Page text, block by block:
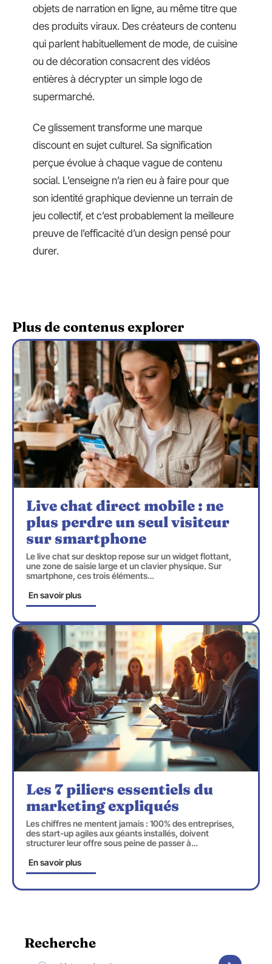
objets de narration en ligne, au même titre que
des produits viraux. Des créateurs de contenu
qui parlent habituellement de mode, de cuisine
ou de décoration consacrent des vidéos
entières à décrypter un simple logo de
supermarché.
Ce glissement transforme une marque
discount en sujet culturel. Sa signification
perçue évolue à chaque vague de contenu
social. L’enseigne n’a rien eu à faire pour que
son identité graphique devienne un terrain de
jeu collectif, et c’est probablement la meilleure
preuve de l’efficacité d’un design pensé pour
durer.
Plus de contenus explorer
Live chat direct mobile : ne
plus perdre un seul visiteur
sur smartphone
Le live chat sur desktop repose sur un widget flottant,
une zone de saisie large et un clavier physique. Sur
smartphone, ces trois éléments…
En savoir plus
Les 7 piliers essentiels du
marketing expliqués
Les chiffres ne mentent jamais : 100% des entreprises,
des start-up agiles aux géants installés, doivent
structurer leur offre sous peine de passer à…
En savoir plus
Recherche